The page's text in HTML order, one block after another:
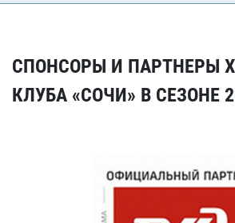
СПОНСОРЫ И ПАРТНЕРЫ
КЛУБА «СОЧИ» В СЕЗОНЕ